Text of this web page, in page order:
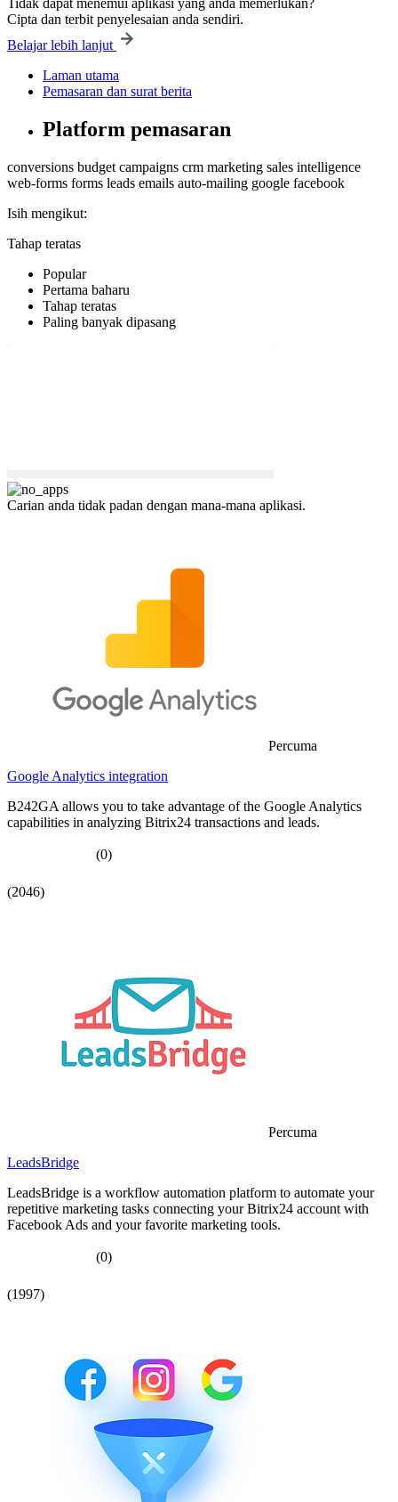
Tidak dapat menemui aplikasi yang anda memerlukan?
Cipta dan terbit penyelesaian anda sendiri.
Belajar lebih lanjut
Laman utama
Pemasaran dan surat berita
Platform pemasaran
conversions budget campaigns crm marketing sales intelligence
web-forms forms leads emails auto-mailing google facebook
Isih mengikut:
Tahap teratas
Popular
Pertama baharu
Tahap teratas
Paling banyak dipasang
Carian anda tidak padan dengan mana-mana aplikasi.
Percuma
Google Analytics integration
B242GA allows you to take advantage of the Google Analytics
capabilities in analyzing Bitrix24 transactions and leads.
(0)
(2046)
Percuma
LeadsBridge
LeadsBridge is a workflow automation platform to automate your
repetitive marketing tasks connecting your Bitrix24 account with
Facebook Ads and your favorite marketing tools.
(0)
(1997)